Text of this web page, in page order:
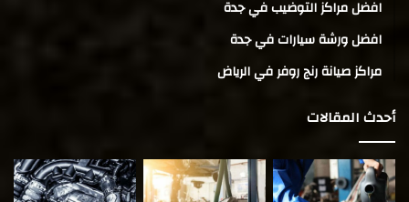
افضل مراكز التوضيب في جدة
افضل ورشة سيارات في جدة
مراكز صيانة رنج روفر في الرياض
أحدث المقالات